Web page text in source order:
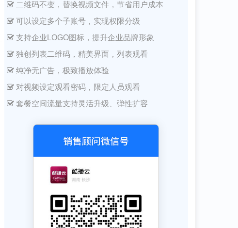
二维码不变，替换视频文件，节省用户成本
可以设定多个子账号，实现权限分级
支持企业LOGO图标，提升企业品牌形象
独创列表二维码，精美界面，列表观看
纯净无广告，极致播放体验
对视频设定观看密码，限定人员观看
套餐空间流量支持灵活升级、弹性扩容